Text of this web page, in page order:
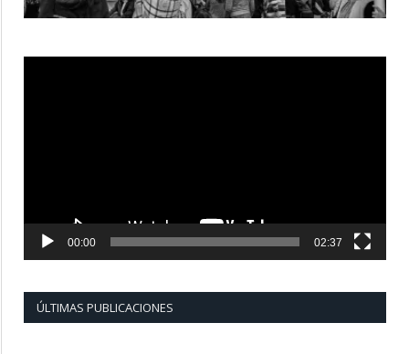
00:00 02:37
ÚLTIMAS PUBLICACIONES